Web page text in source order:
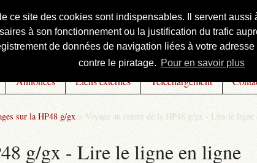
ce site des cookies sont indispensables. Il servent
à son fonctionnement ou la justification du trafic
de données de navigation liées à votre
contre le piratage. Pour en savoir plus
Annonces Liens externes Téléchargement
sur la HP48 g/gx > Voyage au centre de la HP48 g/gx - Lire le ligne
g/gx - Lire le ligne en ligne